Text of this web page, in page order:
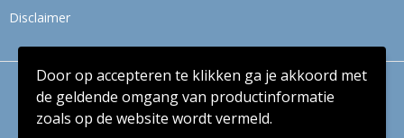
Disclaimer
© Copyright Context BV 2024
Door op accepteren te klikken ga je akkoord met
de geldende omgang van productinformatie
zoals op de website wordt vermeld.